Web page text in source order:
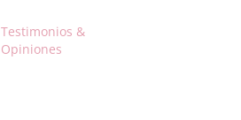
Testimonios &
Opiniones